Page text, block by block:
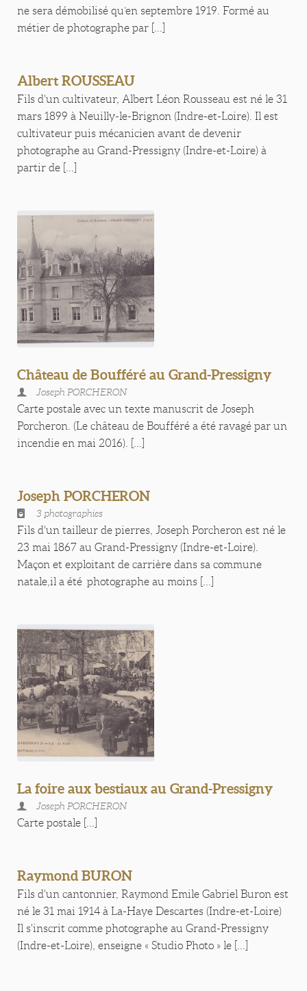
ne sera démobilisé qu’en septembre 1919. Formé au
métier de photographe par [...]
Albert ROUSSEAU
Fils d'un cultivateur, Albert Léon Rousseau est né le 31
mars 1899 à Neuilly-le-Brignon (Indre-et-Loire). Il est
cultivateur puis mécanicien avant de devenir
photographe au Grand-Pressigny (Indre-et-Loire) à
partir de [...]
Château de Boufféré au Grand-Pressigny
Joseph PORCHERON
Carte postale avec un texte manuscrit de Joseph
Porcheron. (Le château de Boufféré a été ravagé par un
incendie en mai 2016). [...]
Joseph PORCHERON
3 photographies
Fils d'un tailleur de pierres, Joseph Porcheron est né le
23 mai 1867 au Grand-Pressigny (Indre-et-Loire).
Maçon et exploitant de carrière dans sa commune
natale,il a été photographe au moins [...]
La foire aux bestiaux au Grand-Pressigny
Joseph PORCHERON
Carte postale [...]
Raymond BURON
Fils d'un cantonnier, Raymond Emile Gabriel Buron est
né le 31 mai 1914 à La-Haye Descartes (Indre-et-Loire)
Il s'inscrit comme photographe au Grand-Pressigny
(Indre-et-Loire), enseigne « Studio Photo » le [...]